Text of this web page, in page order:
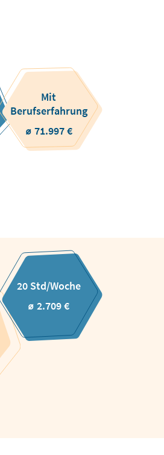
Mit
Berufserfahrung
⌀ 71.997 €
20 Std/Woche
⌀ 2.709 €